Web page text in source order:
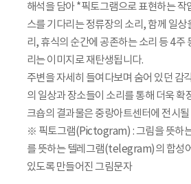
해석을 담아 *픽토그램으로 표현하는 작
스를 기다리는 정류장의 소리, 함께 일상
리, 휴식의 순간에 공존하는 소리 등 4주
리는 이미지로 재탄생됩니다.
주변을 자세히 들여다보며 숨어 있던 감
의 일상과 장소들이 소리를 통해 더욱 확
크숍의 결과물은 중랑아트센터에 전시
※ 픽토그램(Pictogram) : 그림을 뜻하
를 뜻하는 텔레그램(telegram)의 합성
있도록 만들어진 그림문자